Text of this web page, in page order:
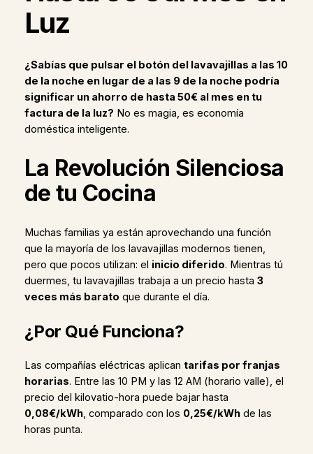
Luz
¿Sabías que pulsar el botón del lavavajillas a las 10
de la noche en lugar de a las 9 de la noche podría
significar un ahorro de hasta 50€ al mes en tu
factura de la luz? No es magia, es economía
doméstica inteligente.
La Revolución Silenciosa
de tu Cocina
Muchas familias ya están aprovechando una función
que la mayoría de los lavavajillas modernos tienen,
pero que pocos utilizan: el inicio diferido. Mientras tú
duermes, tu lavavajillas trabaja a un precio hasta 3
veces más barato que durante el día.
¿Por Qué Funciona?
Las compañías eléctricas aplican tarifas por franjas
horarias. Entre las 10 PM y las 12 AM (horario valle), el
precio del kilovatio-hora puede bajar hasta
0,08€/kWh, comparado con los 0,25€/kWhde las
horas punta.